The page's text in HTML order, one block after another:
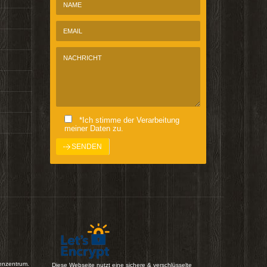
*Ich stimme der Verarbeitung
meiner Daten zu.
Diese Webseite nutzt eine sichere & verschlüsselte